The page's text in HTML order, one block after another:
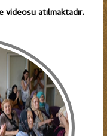
atılmaktadır.